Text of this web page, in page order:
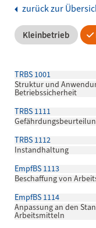
zurück zur
Kleinbetrieb
TRBS 1001
Struktur und
Betriebssicherheit
TRBS 1111
TRBS 1112
Instandhaltung
EmpfBS 1113
Beschaffung von
EmpfBS 1114
Anpassung an den
Arbeitsmitteln